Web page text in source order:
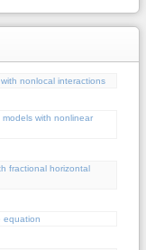
nonlocal interactions
with nonlinear
fractional horizontal
equation